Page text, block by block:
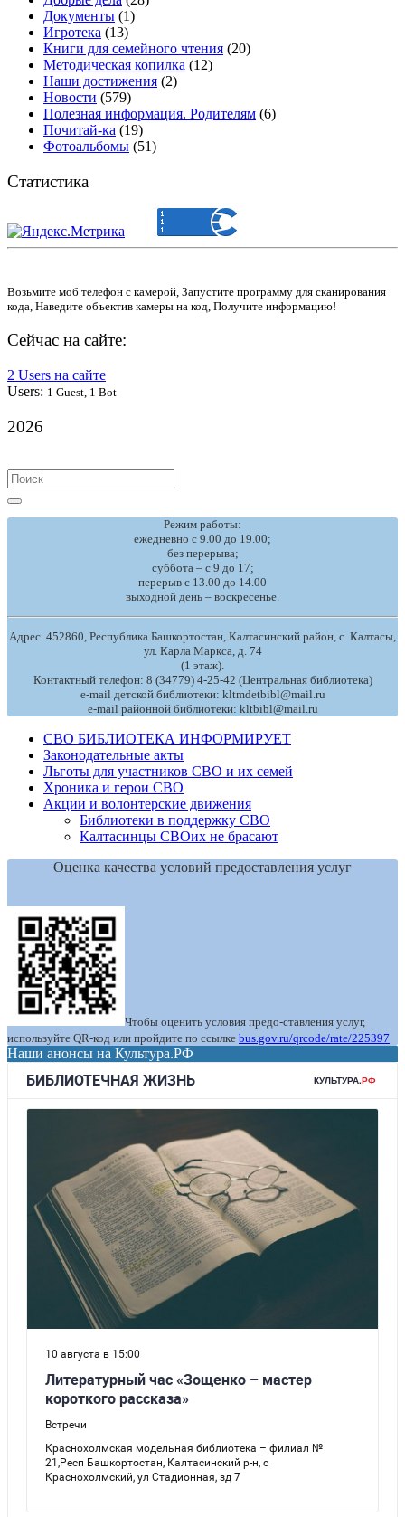
Документы (1)
Игротека (13)
Книги для семейного чтения (20)
Методическая копилка (12)
Наши достижения (2)
Новости (579)
Полезная информация. Родителям (6)
Почитай-ка (19)
Фотоальбомы (51)
Статистика
Возьмите моб телефон с камерой, Запустите программу для сканирования
кода, Наведите объектив камеры на код, Получите информацию!
Сейчас на сайте:
2 Users на сайте
Users: 1 Guest, 1 Bot
2026
Search
for:
Режим работы:
ежедневно с 9.00 до 19.00;
без перерыва;
суббота – с 9 до 17;
перерыв с 13.00 до 14.00
выходной день – воскресенье.
Адрес. 452860, Республика Башкортостан, Калтасинский район, с. Калтасы,
ул. Карла Маркса, д. 74
(1 этаж).
Контактный телефон: 8 (34779) 4-25-42 (Центральная библиотека)
e-mail детской библиотеки: kltmdetbibl@mail.ru
e-mail районной библиотеки: kltbibl@mail.ru
СВО БИБЛИОТЕКА ИНФОРМИРУЕТ
Законодательные акты
Льготы для участников СВО и их семей
Хроника и герои СВО
Акции и волонтерские движения
Библиотеки в поддержку СВО
Калтасинцы СВОих не брасают
Оценка качества условий предоставления услуг
Чтобы оценить условия предо-ставления услуг,
используйте QR-код или пройдите по ссылке bus.gov.ru/qrcode/rate/225397
Наши анонсы на Культура.РФ